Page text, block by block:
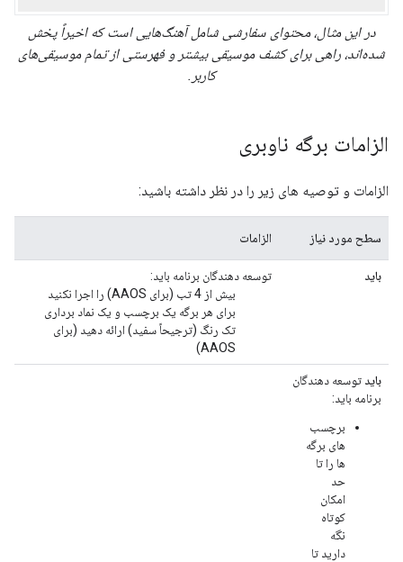
در این مثال، محتوای سفارشی شامل آهنگ‌هایی است که اخیراً پخش
شده‌اند، راهی برای کشف موسیقی بیشتر و فهرستی از تمام موسیقی‌های
کاربر.
الزامات برگه ناوبری
الزامات و توصیه های زیر را در نظر داشته باشید:
سطح مورد نیاز الزامات
باید
توسعه دهندگان برنامه باید:
بیش از 4 تب (برای AAOS) را اجرا نکنید
برای هر برگه یک برچسب و یک نماد برداری
تک رنگ (ترجیحاً سفید) ارائه دهید (برای
AAOS)
باید توسعه دهندگان
برنامه باید:
برچسب
های برگه
ها را تا
حد
امکان
کوتاه
نگه
دارید تا